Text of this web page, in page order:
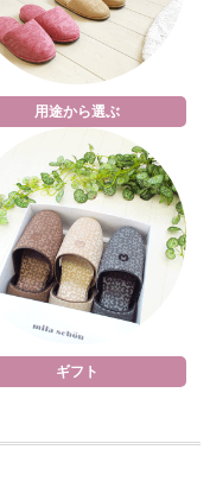
用途から選ぶ
ギフト